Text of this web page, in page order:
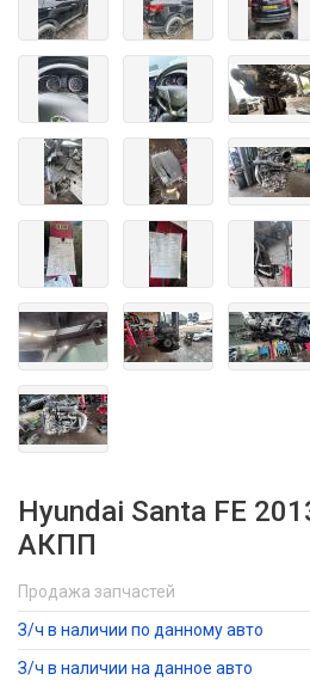
Hyundai Santa FE
АКПП
Продажа запчастей
З/ч в наличии по данному авто
З/ч в наличии на данное авто